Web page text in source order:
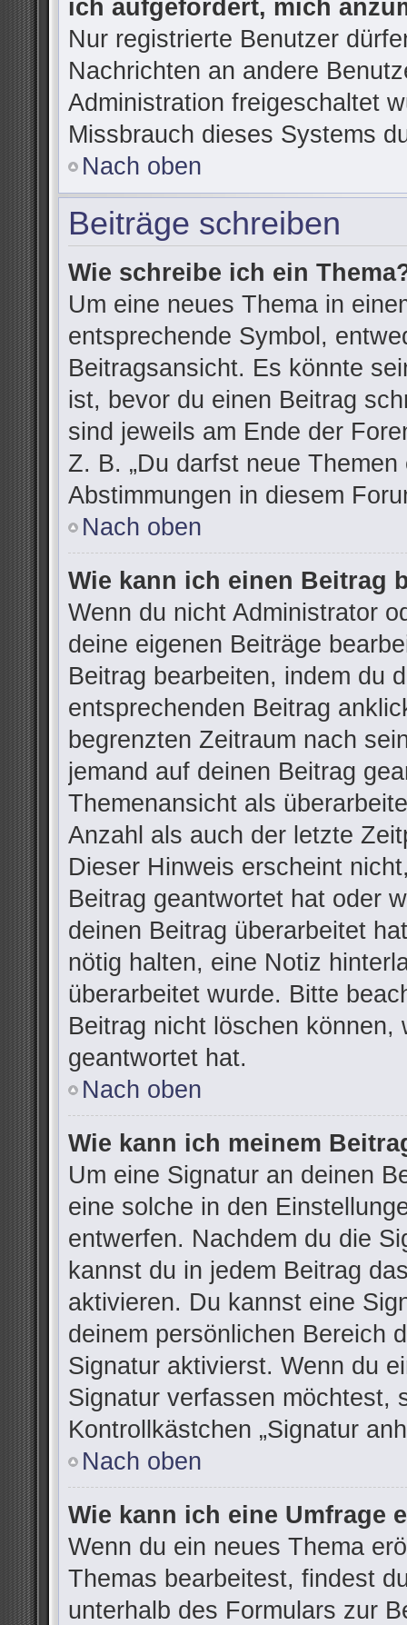
ich aufgefordert, mich
Nur registrierte Benutzer
Nachrichten an andere
Administration freigeschaltet
Missbrauch dieses Systems
Nach oben
Beiträge schreiben
Wie schreibe ich ein
Um eine neues Thema in
entsprechende Symbol,
Beitragsansicht. Es könnte
ist, bevor du einen Beitrag
sind jeweils am Ende der
Z. B. „Du darfst neue Themen
Abstimmungen in diesem
Nach oben
Wie kann ich einen Beitrag
Wenn du nicht Administrator
deine eigenen Beiträge
Beitrag bearbeiten, indem du
entsprechenden Beitrag
begrenzten Zeitraum nach
jemand auf deinen Beitrag
Themenansicht als
Anzahl als auch der letzte
Dieser Hinweis erscheint
Beitrag geantwortet hat oder
deinen Beitrag überarbeitet
nötig halten, eine Notiz
überarbeitet wurde. Bitte
Beitrag nicht löschen können,
geantwortet hat.
Nach oben
Wie kann ich meinem
Um eine Signatur an deinen
eine solche in den
entwerfen. Nachdem du die
kannst du in jedem Beitrag
aktivieren. Du kannst eine
deinem persönlichen Bereich
Signatur aktivierst. Wenn du
Signatur verfassen möchtest,
Kontrollkästchen „Signatur
Nach oben
Wie kann ich eine Umfrage
Wenn du ein neues Thema
Themas bearbeitest, findest
unterhalb des Formulars zur